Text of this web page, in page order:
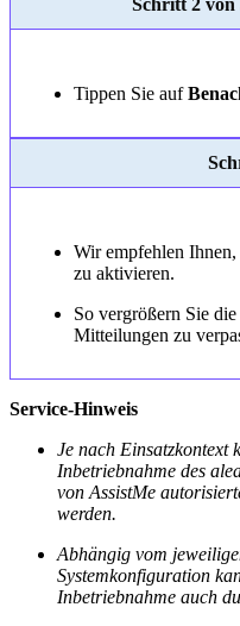
Schritt 2 von
Tippen Sie auf
Wir empfehlen Ihnen,
zu aktivieren.
So vergrößern Sie
Mitteilungen zu
Service-Hinweis
Je nach Einsatzkontext
Inbetriebnahme des
von AssistMe
werden.
Abhängig vom
Systemkonfiguration
Inbetriebnahme auch